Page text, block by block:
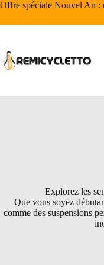
Passer
contenu
Offre spéciale Nouvel An :
Explorez les
Que vous soyez
comme des suspensions